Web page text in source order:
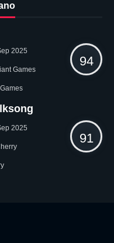
2025
Games
94
2025
91